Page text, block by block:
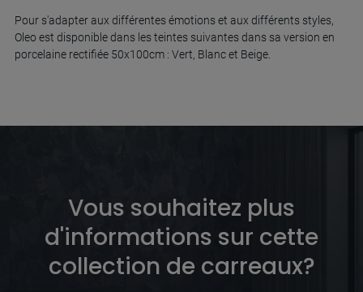
Pour s'adapter aux différentes émotions et aux différents styles,
Oleo est disponible dans les teintes suivantes dans sa version en
porcelaine rectifiée 50x100cm : Vert, Blanc et Beige.
Vous souhaitez plus
d'informations sur cette
collection de carreaux?